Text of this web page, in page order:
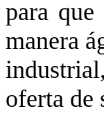
para que
manera
oferta de